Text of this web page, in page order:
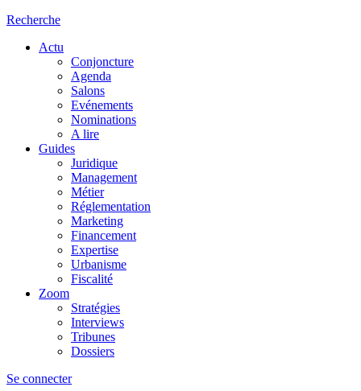
Recherche
Actu
Conjoncture
Agenda
Salons
Evénements
Nominations
A lire
Guides
Juridique
Management
Métier
Réglementation
Marketing
Financement
Expertise
Urbanisme
Fiscalité
Zoom
Stratégies
Interviews
Tribunes
Dossiers
Se connecter